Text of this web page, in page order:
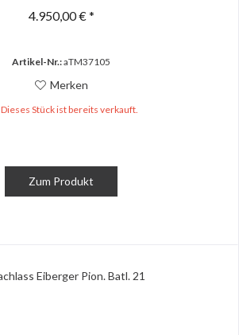
4.950,00 € *
Artikel-Nr.:aTM37105
Merken
Dieses Stück ist bereits verkauft.
Zum Produkt